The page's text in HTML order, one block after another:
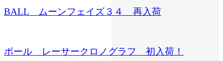
BALL ムーンフェイズ３４ 再入荷
ボール レーサークロノグラフ 初入荷！